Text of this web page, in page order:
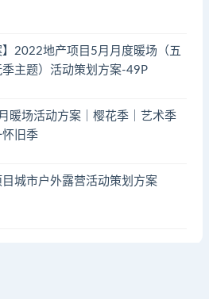
】2022地产项目5月月度暖场（五
季主题）活动策划方案-49P
暖场活动方案｜樱花季｜艺术季
怀旧季
城市户外露营活动策划方案